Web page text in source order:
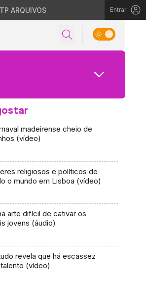
ARQUIVOS Entrar
madeirense cheio de
(vídeo)
religiosos e políticos de
o mundo em Lisboa (vídeo)
arte difícil de cativar os
jovens (áudio)
revela que há escassez
(vídeo)